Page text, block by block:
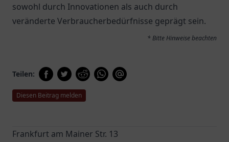
sowohl durch Innovationen als auch durch
veränderte Verbraucherbedürfnisse geprägt sein.
* Bitte Hinweise beachten
Teilen:
Diesen Beitrag melden
Frankfurt am Mainer Str. 13